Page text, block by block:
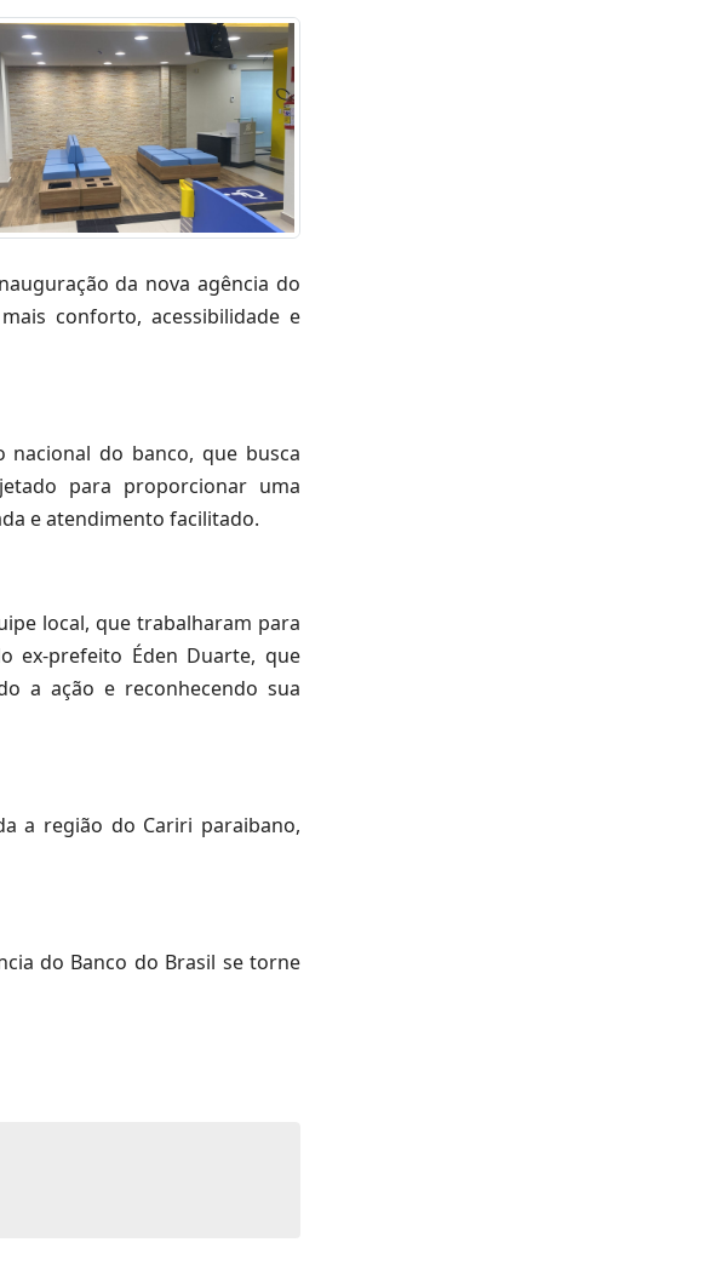
da nova agência do
conforto, acessibilidade e
do banco, que busca
para proporcionar uma
e atendimento facilitado.
local, que trabalharam para
ex-prefeito Éden Duarte, que
a ação e reconhecendo sua
a região do Cariri paraibano,
do Banco do Brasil se torne